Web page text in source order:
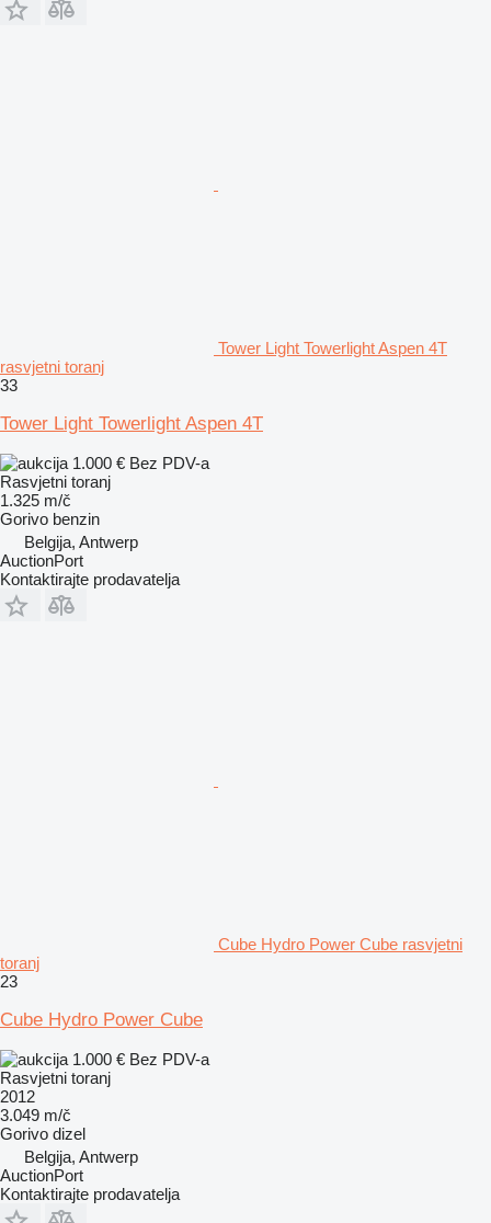
Tower Light Towerlight Aspen 4T
rasvjetni toranj
33
Tower Light Towerlight Aspen 4T
1.000 € Bez PDV-a
Rasvjetni toranj
1.325 m/č
Gorivo benzin
Belgija, Antwerp
AuctionPort
Kontaktirajte prodavatelja
Cube Hydro Power Cube rasvjetni
toranj
23
Cube Hydro Power Cube
1.000 € Bez PDV-a
Rasvjetni toranj
2012
3.049 m/č
Gorivo dizel
Belgija, Antwerp
AuctionPort
Kontaktirajte prodavatelja